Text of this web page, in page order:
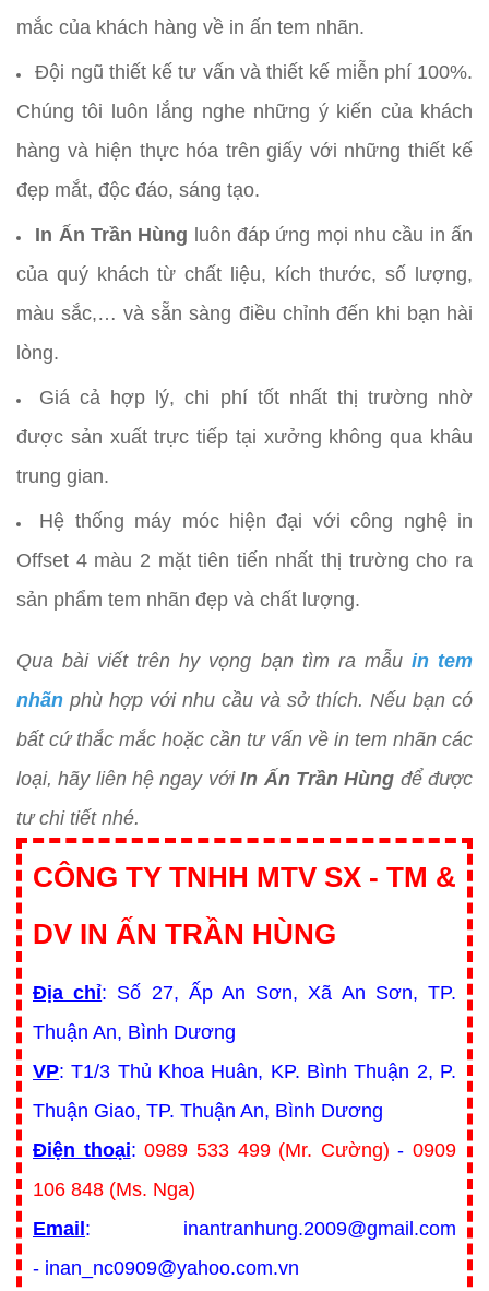
mắc của khách hàng về in ấn tem nhãn.
Đội ngũ thiết kế tư vấn và thiết kế miễn phí 100%.
Chúng tôi luôn lắng nghe những ý kiến của khách
hàng và hiện thực hóa trên giấy với những thiết kế
đẹp mắt, độc đáo, sáng tạo.
In Ấn Trần Hùng luôn đáp ứng mọi nhu cầu in ấn
của quý khách từ chất liệu, kích thước, số lượng,
màu sắc,… và sẵn sàng điều chỉnh đến khi bạn hài
lòng.
Giá cả hợp lý, chi phí tốt nhất thị trường nhờ
được sản xuất trực tiếp tại xưởng không qua khâu
trung gian.
Hệ thống máy móc hiện đại với công nghệ in
Offset 4 màu 2 mặt tiên tiến nhất thị trường cho ra
sản phẩm tem nhãn đẹp và chất lượng.
Qua bài viết trên hy vọng bạn tìm ra mẫu in tem
nhãn phù hợp với nhu cầu và sở thích. Nếu bạn có
bất cứ thắc mắc hoặc cần tư vấn về in tem nhãn các
loại, hãy liên hệ ngay vớiIn Ấn Trần Hùng để được
tư chi tiết nhé.
CÔNG TY TNHH MTV SX - TM &
DV IN ẤN TRẦN HÙNG
Địa chỉ: Số 27, Ấp An Sơn, Xã An Sơn, TP.
Thuận An, Bình Dương
VP: T1/3 Thủ Khoa Huân, KP. Bình Thuận 2, P.
Thuận Giao, TP. Thuận An, Bình Dương
Điện thoại:0989 533 499 (Mr. Cường) - 0909
106 848 (Ms. Nga)
Email: inantranhung.2009@gmail.com
- inan_nc0909@yahoo.com.vn